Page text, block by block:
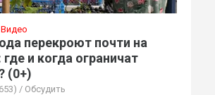
Видео
перекроют почти на
и когда ограничат
(0+)
/ Обсудить